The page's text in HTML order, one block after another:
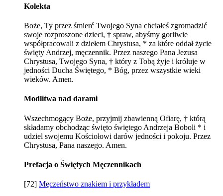
Kolekta
Boże, Ty przez śmierć Twojego Syna chciałeś zgromadzić
swoje rozproszone dzieci, † spraw, abyśmy gorliwie
współpracowali z dziełem Chrystusa, * za które oddał życie
święty Andrzej, męczennik. Przez naszego Pana Jezusa
Chrystusa, Twojego Syna, † który z Tobą żyje i króluje w
jedności Ducha Świętego, * Bóg, przez wszystkie wieki
wieków. Amen.
Modlitwa nad darami
Wszechmogący Boże, przyjmij zbawienną Ofiarę, † którą
składamy obchodząc święto świętego Andrzeja Boboli * i
udziel swojemu Kościołowi darów jedności i pokoju. Przez
Chrystusa, Pana naszego. Amen.
Prefacja o Świętych Męczennikach
[72] Męczeństwo znakiem i przykładem